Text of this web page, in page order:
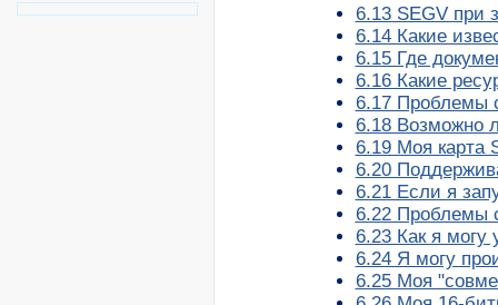
6.13 SEGV при
6.14 Какие
6.15 Где
6.16 Какие
6.17 Проблемы
6.18 Возможно
6.19 Моя карта
6.20
6.21 Если я
6.22 Проблемы
6.23 Как я
6.24 Я могу
6.25 Моя